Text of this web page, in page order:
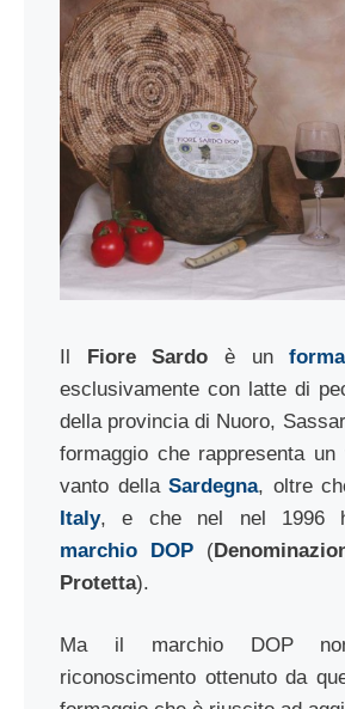
Il Fiore Sardo è un
esclusivamente con latte di
della provincia di Nuoro,
formaggio che rappresenta
vanto dellaSardegna, oltre
Italy, e che nel nel 1996
marchio DOP (
Protetta).
Ma il marchio DOP
riconoscimento ottenuto da